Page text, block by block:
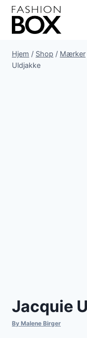
Fortsæt
indhold
Hjem / Shop / Mærker
Uldjakke
Jacquie
By Malene Birger